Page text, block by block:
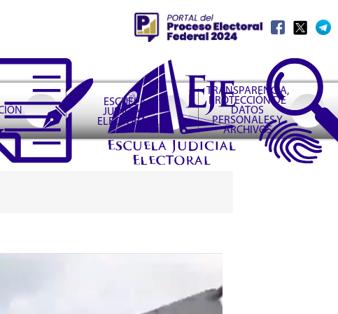
ESCUELA
JUDICIAL
ELECTORAL
TRANSPARENCIA,
PROTECCIÓN DE
DATOS
PERSONALES Y
ARCHIVOS